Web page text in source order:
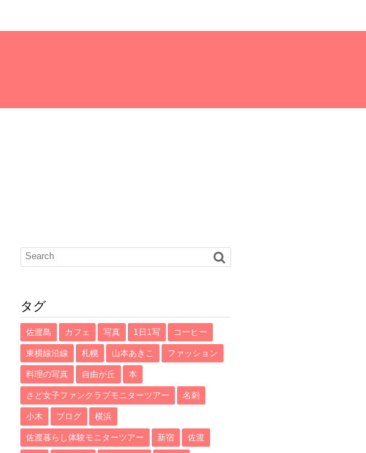
タグ
佐渡島 カフェ 写真 1日1写 コーヒー
東横線沿線 札幌 山本あきこ ファッション
料理の写真 自由が丘 本
さど女子ファンクラブモニターツアー 名刺
小木 ブログ 横浜
佐渡暮らし体験モニターツアー 新宿 佐渡